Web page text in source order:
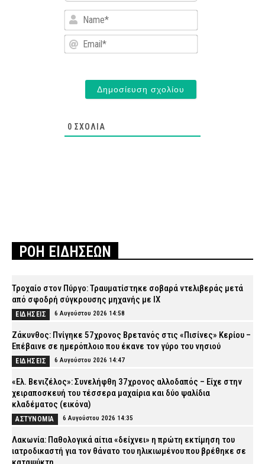
Name*
Email*
0 ΣΧΌΛΙΑ
ΡΟΗ ΕΙΔΗΣΕΩΝ
Τροχαίο στον Πύργο: Τραυματίστηκε σοβαρά ντελιβεράς μετά
από σφοδρή σύγκρουσης μηχανής με ΙΧ
ΕΙΔΗΣΕΙΣ 6 Αυγούστου 2026 14:58
Ζάκυνθος: Πνίγηκε 57χρονος Βρετανός στις «Πισίνες» Κερίου –
Επέβαινε σε ημερόπλοιο που έκανε τον γύρο του νησιού
ΕΙΔΗΣΕΙΣ 6 Αυγούστου 2026 14:47
«Ελ. Βενιζέλος»: Συνελήφθη 37χρονος αλλοδαπός – Είχε στην
χειραποσκευή του τέσσερα μαχαίρια και δύο ψαλίδια
κλαδέματος (εικόνα)
ΑΣΤΥΝΟΜΙΑ 6 Αυγούστου 2026 14:35
Λακωνία: Παθολογικά αίτια «δείχνει» η πρώτη εκτίμηση του
ιατροδικαστή για τον θάνατο του ηλικιωμένου που βρέθηκε σε